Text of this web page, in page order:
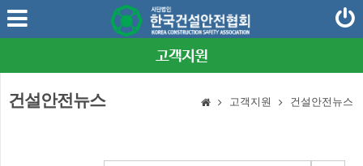
고객지원
건설안전뉴스 고객지원 건설안전뉴스